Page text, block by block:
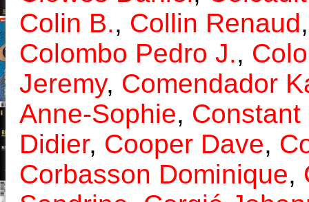
Colin B., Collin Renaud
Colombo Pedro J.,
Jeremy, Comendador
Anne-Sophie, Constant
Didier, Cooper Dave,
Corbasson Dominique,